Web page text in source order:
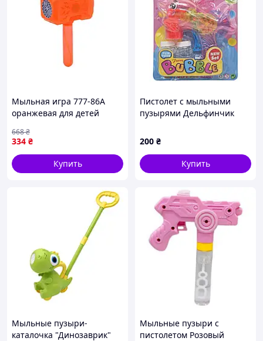
Мыльная игра 777-86A
оранжевая для детей
творчества и развлечения
334 ₴
668₴
Купить
Пистолет с мыльными
пузырями Дельфинчик
2 запаски
200 ₴
Купить
Мыльные пузыри-
каталочка "Динозаврик"
Мыльные пузыри с
пистолетом Розовый